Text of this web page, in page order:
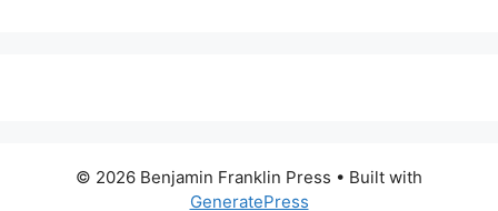
© 2026 Benjamin Franklin Press • Built with
GeneratePress